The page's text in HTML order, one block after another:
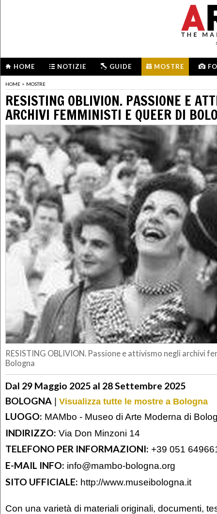
HOME NOTIZIE GUIDE MOSTRE
HOME > MOSTRE
RESISTING OBLIVION. PASSIONE E
ARCHIVI FEMMINISTI E QUEER DI
RESISTING OBLIVION. Passione e attivismo negli archivi
Bologna
Dal 29 Maggio 2025 al 28 Settembre 2025
BOLOGNA | Visualizza tutte le mostre a Bologna
LUOGO: MAMbo - Museo di Arte Moderna di
INDIRIZZO: Via Don Minzoni 14
TELEFONO PER INFORMAZIONI: +39 051
E-MAIL INFO: info@mambo-bologna.org
SITO UFFICIALE: http://www.museibologna.it
Con una varietà di materiali originali, documenti,